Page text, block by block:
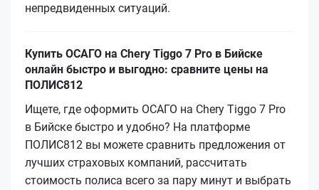
непредвиденных ситуаций.
Купить ОСАГО на Chery Tiggo 7 Pro в Бийске
онлайн быстро и выгодно: сравните цены на
ПОЛИС812
Ищете, где оформить ОСАГО на Chery Tiggo 7 Pro
в Бийске быстро и удобно? На платформе
ПОЛИС812 вы можете сравнить предложения от
лучших страховых компаний, рассчитать
стоимость полиса всего за пару минут и выбрать